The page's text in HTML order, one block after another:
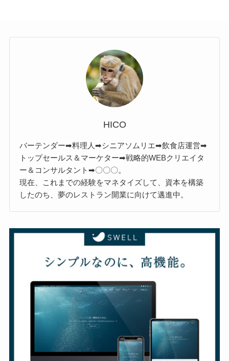
HICO
バーテンダー➡料理人➡シニアソムリエ➡飲食店運営➡
トップセールス＆マーケター➡戦略的WEBクリエイタ
ー＆コンサルタント➡〇〇〇。
現在、これまでの経験をマネタイズして、資本を構築
したのち、夢のレストラン開業に向けて邁進中。